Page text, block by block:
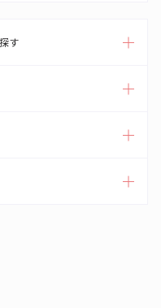
す